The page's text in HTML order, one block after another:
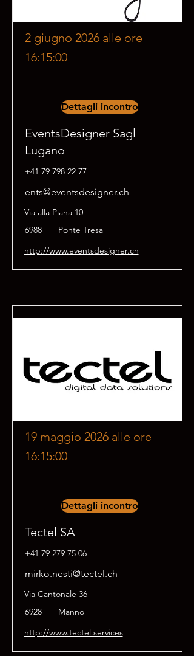
2 giugno 2026 alle ore
16:15:00
Dettagli incontro
EventsDesigner Sagl
Lugano
+41 79 798 22 77
ents@eventsdesigner.ch
Via alla Piana 10
6988
Ponte Tresa
http://www.eventsdesigner.ch
19 maggio 2026 alle ore
16:15:00
Dettagli incontro
Tectel SA
+41 79 279 75 06
mirko.nesti@tectel.ch
Via Cantonale 36
6928
Manno
http://www.tectel.services